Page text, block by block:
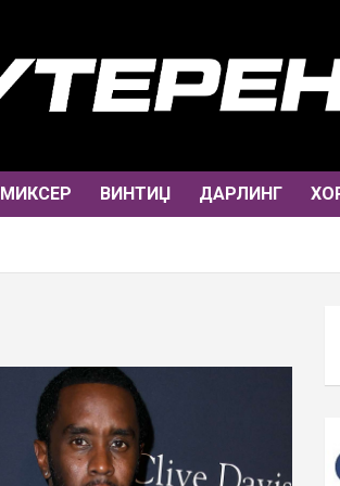
МИКСЕР ВИНТИЏ ДАРЛИНГ